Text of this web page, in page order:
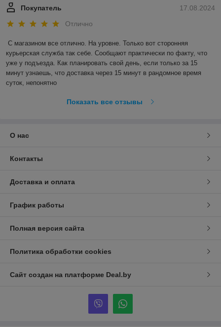
17.08.2024
Покупатель
Отлично
С магазином все отлично. На уровне. Только вот сторонняя
курьерская служба так себе. Сообщают практически по факту, что
уже у подъезда. Как планировать свой день, если только за 15
минут узнаешь, что доставка через 15 минут в рандомное время
суток, непонятно
Показать все отзывы
О нас
Контакты
Доставка и оплата
График работы
Полная версия сайта
Политика обработки cookies
Сайт создан на платформе Deal.by